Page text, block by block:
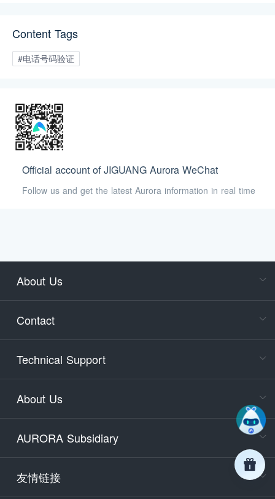
Content Tags
#电话号码验证
Official account of JIGUANG Aurora WeChat
Follow us and get the latest Aurora information in real time
About Us
Contact
Technical Support
About Us
AURORA Subsidiary
友情链接
days)
9:30-
Email